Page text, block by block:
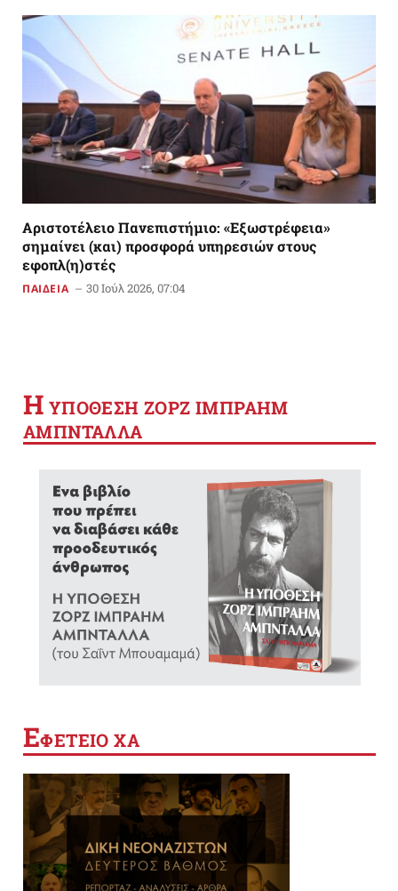
Αριστοτέλειο Πανεπιστήμιο: «Εξωστρέφεια»
σημαίνει (και) προσφορά υπηρεσιών στους
εφοπλ(η)στές
ΠΑΙΔΕΙΑ 30 Ιούλ 2026, 07:04
Η YΠΟΘΕΣΗ ΖΟΡΖ ΙΜΠΡΑΗΜ
ΑΜΠΝΤΑΛΛΑ
ΕΦΕΤΕΙΟ ΧΑ